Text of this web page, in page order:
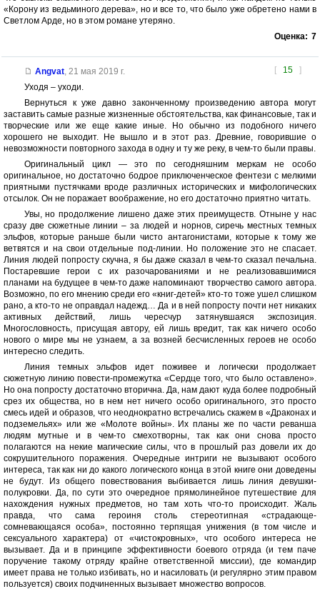
«Корону из ведьминого дерева», но и все то, что было уже обретено нами в
Светлом Арде, но в этом романе утеряно.
Оценка: 7
[ 15 ]
Angvat, 21 мая 2019 г.
Уходя – уходи.
Вернуться к уже давно законченному произведению автора могут
заставить самые разные жизненные обстоятельства, как финансовые, так и
творческие или же еще какие иные. Но обычно из подобного ничего
хорошего не выходит. Не вышло и в этот раз. Древние, говорившие о
невозможности повторного захода в одну и ту же реку, в чем-то были правы.
Оригинальный цикл — это по сегодняшним меркам не особо
оригинальное, но достаточно бодрое приключенческое фентези с мелкими
приятными пустячками вроде различных исторических и мифологических
отсылок. Он не поражает воображение, но его достаточно приятно читать.
Увы, но продолжение лишено даже этих преимуществ. Отныне у нас
сразу две сюжетные линии – за людей и норнов, сиречь местных темных
эльфов, которые раньше были чисто антагонистами, которые к тому же
ветвятся и на свои отдельные под-линии. Но положение это не спасает.
Линия людей попросту скучна, я бы даже сказал в чем-то сказал печальна.
Постаревшие герои с их разочарованиями и не реализовавшимися
планами на будущее в чем-то даже напоминают творчество самого автора.
Возможно, по его мнению среди его «книг-детей» кто-то тоже ушел слишком
рано, а кто-то не оправдал надежд… Да и в ней попросту почти нет никаких
активных действий, лишь чересчур затянувшаяся экспозиция.
Многословность, присущая автору, ей лишь вредит, так как ничего особо
нового о мире мы не узнаем, а за возней бесчисленных героев не особо
интересно следить.
Линия темных эльфов идет поживее и логически продолжает
сюжетную линию повести-промежутка «Сердце того, что было оставлено».
Но она попросту достаточно вторична. Да, нам дают куда более подробный
срез их общества, но в нем нет ничего особо оригинального, это просто
смесь идей и образов, что неоднократно встречались скажем в «Драконах и
подземельях» или же «Молоте войны». Их планы же по части реванша
людям мутные и в чем-то смехотворны, так как они снова просто
полагаются на некие магические силы, что в прошлый раз довели их до
сокрушительного поражения. Очередные интриги не вызывают особого
интереса, так как ни до какого логического конца в этой книге они доведены
не будут. Из общего повествования выбивается лишь линия девушки-
полукровки. Да, по сути это очередное прямолинейное путешествие для
нахождения нужных предметов, но там хоть что-то происходит. Жаль
правда, что сама героиня столь стереотипная «страдающе-
сомневающаяся особа», постоянно терпящая унижения (в том числе и
сексуального характера) от «чистокровных», что особого интереса не
вызывает. Да и в принципе эффективности боевого отряда (и тем паче
поручение такому отряду крайне ответственной миссии), где командир
имеет права не только избивать, но и насиловать (и регулярно этим правом
пользуется) своих подчиненных вызывает множество вопросов.